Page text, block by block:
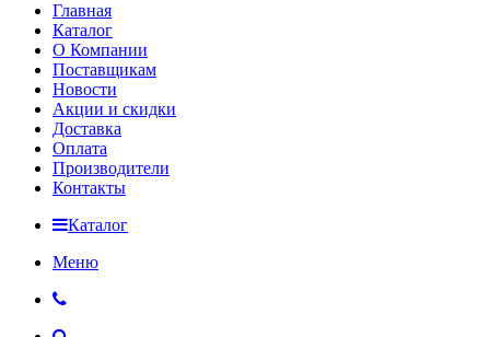
Главная
Каталог
О Компании
Поставщикам
Новости
Акции и скидки
Доставка
Оплата
Производители
Контакты
Каталог
Меню